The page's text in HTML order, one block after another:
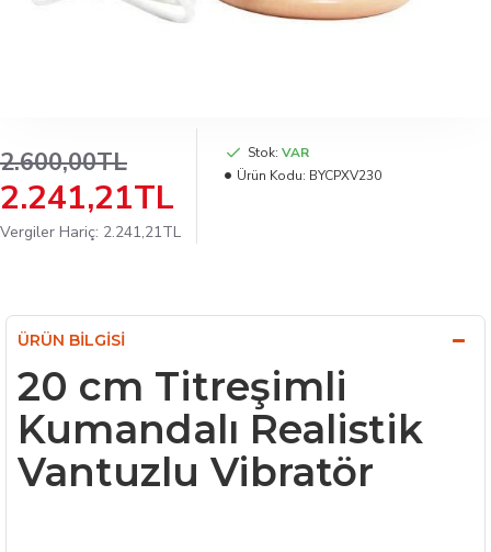
2.241,21TL
2.600,00TL
Vergiler Hariç: 2.241,21TL
Stok: VAR
Ürün Kodu: BYCPXV230
ÜRÜN BILGISI
20 cm Titreşimli
Kumandalı Realistik
Vantuzlu Vibratör